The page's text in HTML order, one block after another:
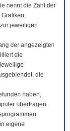
nennt die Zahl der
Grafiken,
jeweiligen
der angezeigten
die
die
haben,
übertragen.
eigene